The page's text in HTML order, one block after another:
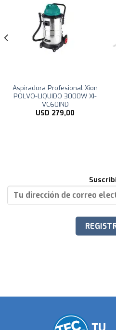
Aspiradora Profesional Xion
POLVO-LIQUIDO 3000W XI-
VC60IND
USD 279,00